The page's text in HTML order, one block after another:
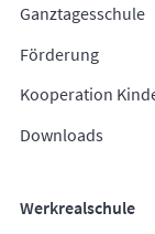
Ganztagesschule
Förderung
Kooperation
Downloads
Werkrealschule